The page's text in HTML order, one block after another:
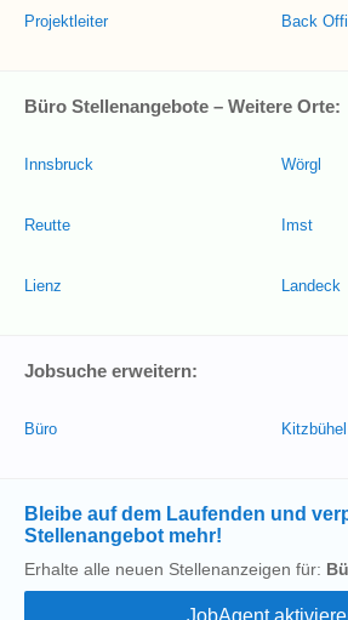
Projektleiter Back
Büro Stellenangebote – Weitere Orte:
Innsbruck
Reutte
Lienz
Wörgl
Imst
Landeck
Jobsuche erweitern:
Büro Kitzbühel
Bleibe auf dem Laufenden und
Stellenangebot mehr!
Erhalte alle neuen Stellenanzeigen für: